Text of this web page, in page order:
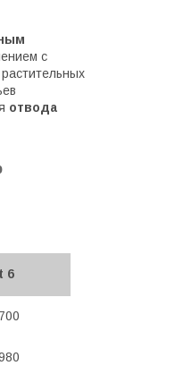
с
отвода
6